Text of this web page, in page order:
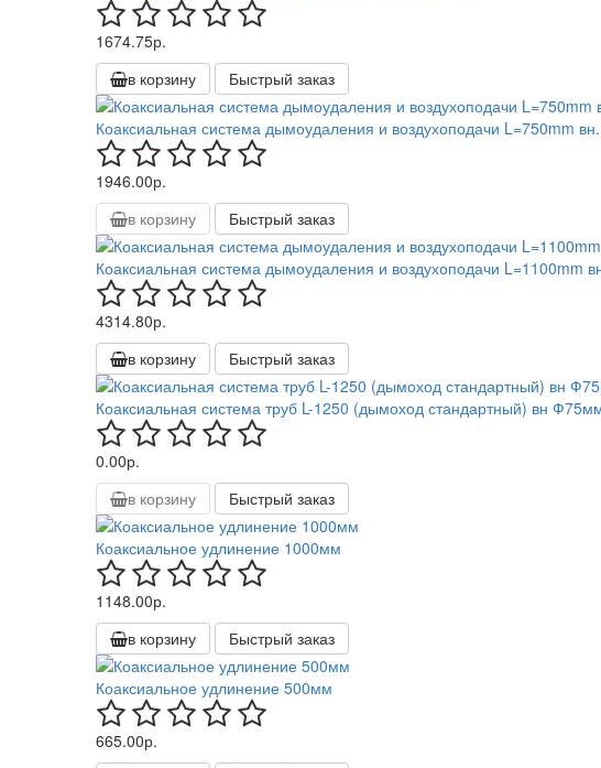
1674.75р.
в корзину
Быстрый заказ
Коаксиальная система дымоудаления и воздухоподачи L=750mm
1946.00р.
в корзину
Быстрый заказ
Коаксиальная система дымоудаления и воздухоподачи
4314.80р.
в корзину
Быстрый заказ
Коаксиальная система труб L-1250 (дымоход стандартный) вн
0.00р.
в корзину
Быстрый заказ
Коаксиальное удлинение 1000мм
1148.00р.
в корзину
Быстрый заказ
Коаксиальное удлинение 500мм
665.00р.